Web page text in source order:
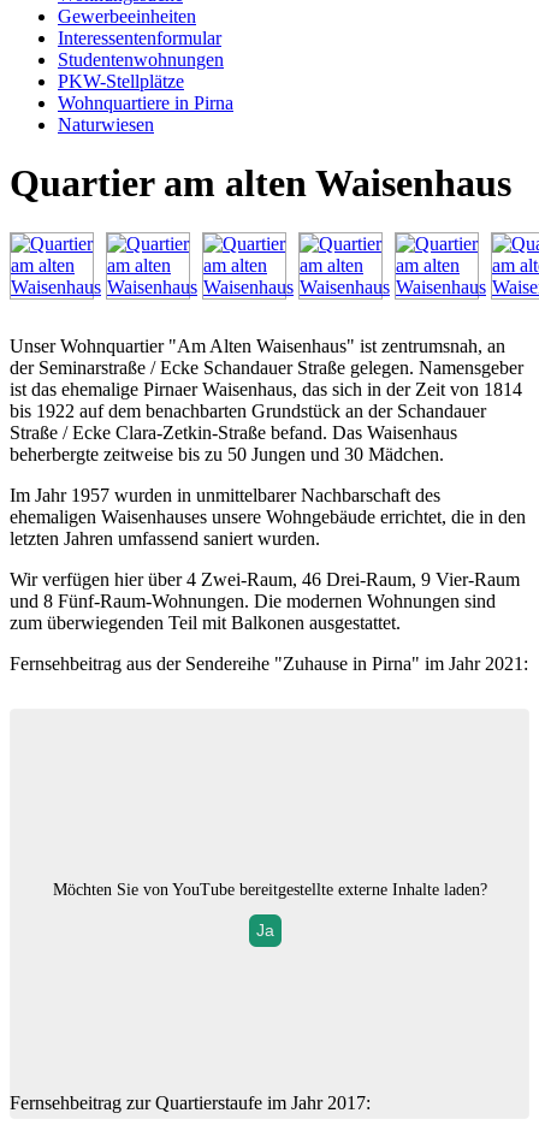
Gewerbeeinheiten
Interessentenformular
Studentenwohnungen
PKW-Stellplätze
Wohnquartiere in Pirna
Naturwiesen
Quartier am alten Waisenhaus
Unser Wohnquartier "Am Alten Waisenhaus" ist zentrumsnah, an
der Seminarstraße / Ecke Schandauer Straße gelegen. Namensgeber
ist das ehemalige Pirnaer Waisenhaus, das sich in der Zeit von 1814
bis 1922 auf dem benachbarten Grundstück an der Schandauer
Straße / Ecke Clara-Zetkin-Straße befand. Das Waisenhaus
beherbergte zeitweise bis zu 50 Jungen und 30 Mädchen.
Im Jahr 1957 wurden in unmittelbarer Nachbarschaft des
ehemaligen Waisenhauses unsere Wohngebäude errichtet, die in den
letzten Jahren umfassend saniert wurden.
Wir verfügen hier über 4 Zwei-Raum, 46 Drei-Raum, 9 Vier-Raum
und 8 Fünf-Raum-Wohnungen. Die modernen Wohnungen sind
zum überwiegenden Teil mit Balkonen ausgestattet.
Fernsehbeitrag aus der Sendereihe "Zuhause in Pirna" im Jahr 2021:
Möchten Sie von YouTubebereitgestellte externe Inhalte laden?
Ja
Fernsehbeitrag zur Quartierstaufe im Jahr 2017: